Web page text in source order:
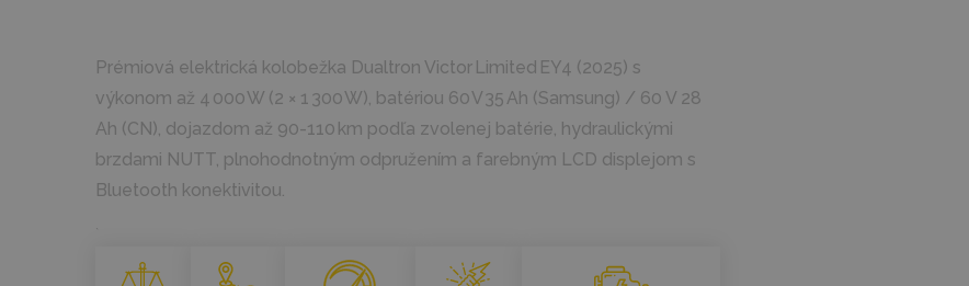
Prémiová elektrická kolobežka Dualtron Victor Limited EY4 (2025) s
výkonom až 4 000 W (2 × 1 300 W), batériou 60 V 35 Ah (Samsung) / 60 V 28
Ah (CN), dojazdom až 90-110 km podľa zvolenej batérie, hydraulickými
brzdami NUTT, plnohodnotným odpružením a farebným LCD displejom s
Bluetooth konektivitou.
`